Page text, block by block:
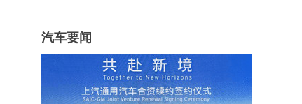
DeepSeek预告API价格上涨：“预计涨幅较大”
SpaceX首份财报：营收暴涨92%，AI狂烧千
亿